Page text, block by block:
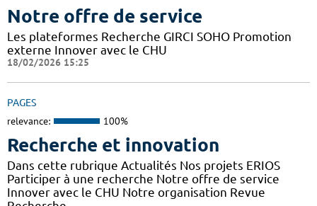
Notre offre de service
Les plateformes Recherche GIRCI SOHO Promotion
externe Innover avec le CHU
18/02/2026 15:25
PAGES
relevance: 100%
Recherche et innovation
Dans cette rubrique Actualités Nos projets ERIOS
Participer à une recherche Notre offre de service
Innover avec le CHU Notre organisation Revue